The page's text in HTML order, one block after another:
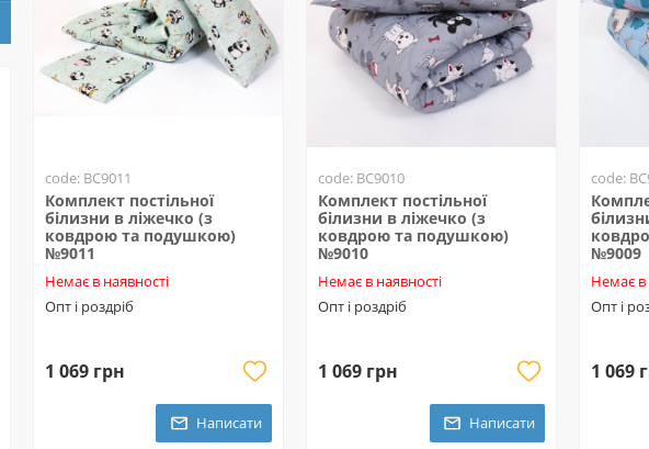
code: BC9011
Комплект постільної
білизни в ліжечко (з
ковдрою та подушкою)
№9011
Немає в наявності
Опт і роздріб
1 069 грн
Написати
code: BC9010
Комплект постільної
білизни в ліжечко (з
ковдрою та подушкою)
№9010
Немає в наявності
Опт і роздріб
1 069 грн
Написати
code:
№9009
Немає в
Опт і
1 069